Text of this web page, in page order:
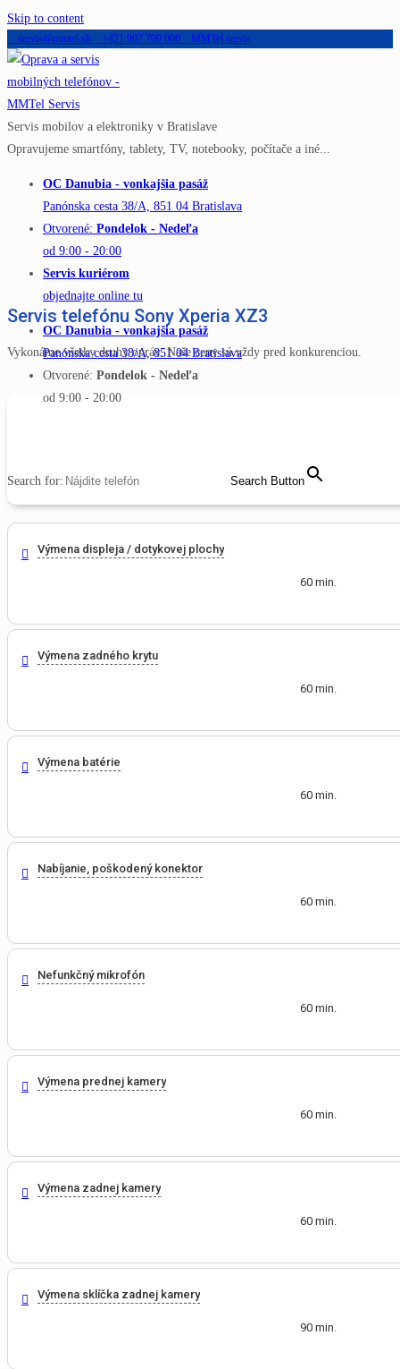
Skip to content
servis@mmtel.sk +421 907 709 000 MMTel servis
Servis mobilov a elektroniky v Bratislave
Opravujeme smartfóny, tablety, TV, notebooky, počítače a iné...
OC Danubia - vonkajšia pasáž
Panónska cesta 38/A, 851 04 Bratislava
Otvorené: Pondelok - Nedeľa
od 9:00 - 20:00
Servis kuriérom
objednajte online tu
OC Danubia - vonkajšia pasáž
Panónska cesta 38/A, 851 04 Bratislava
Otvorené: Pondelok - Nedeľa
od 9:00 - 20:00
Search for: Search Button
Servis telefónu Sony Xperia XZ3
Vykonáme všetky druhy opráv. Naše ceny sú vždy pred konkurenciou.
Výmena displeja / dotykovej plochy
60 min.
Výmena zadného krytu
60 min.
Výmena batérie
60 min.
Nabíjanie, poškodený konektor
60 min.
Nefunkčný mikrofón
60 min.
Výmena prednej kamery
60 min.
Výmena zadnej kamery
60 min.
Výmena sklíčka zadnej kamery
90 min.